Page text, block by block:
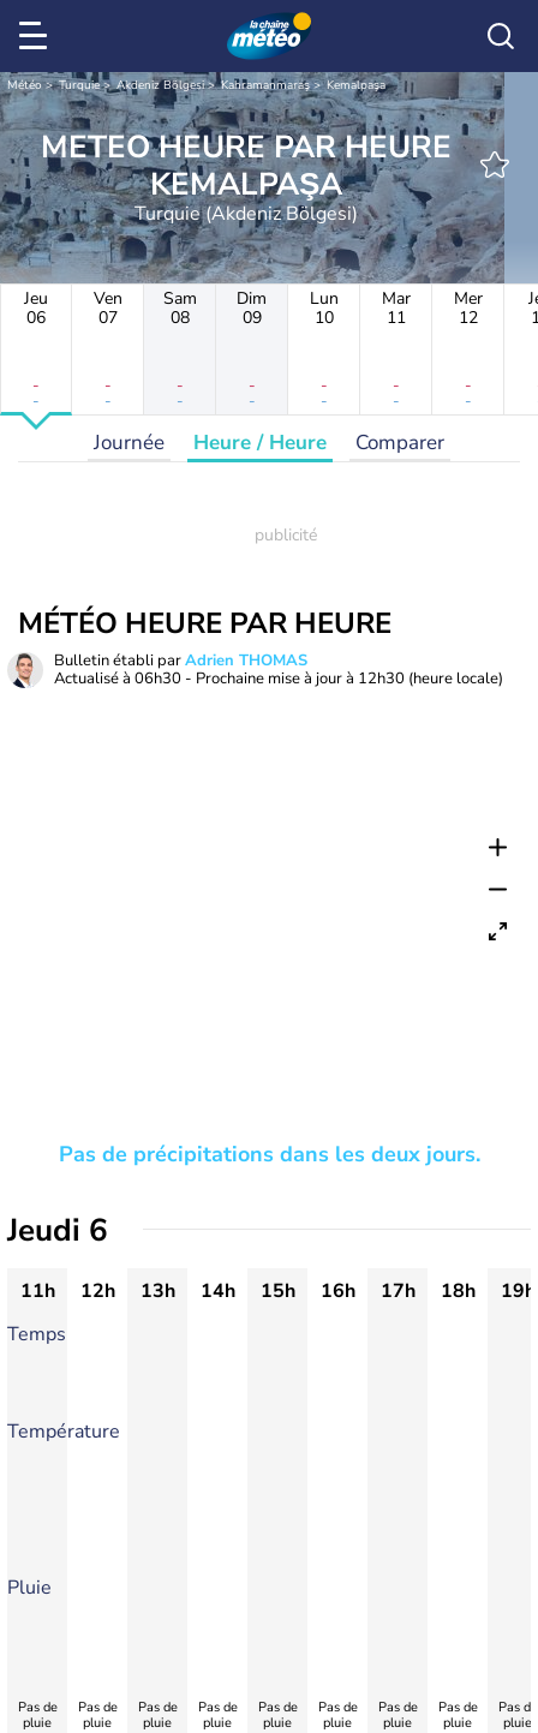
Météo Turquie Akdeniz Bölgesi Kahramanmaraş Kemalpaşa
METEO HEURE PAR HEURE
KEMALPAŞA
Turquie (Akdeniz Bölgesi)
Jeu
06
-
-
Ven
07
-
-
Sam
08
-
-
Dim
09
-
-
Lun
10
-
-
Mar
11
-
-
Mer
12
-
-
Journée Heure / Heure Comparer
MÉTÉO HEURE PAR HEURE
Bulletin établi parAdrien THOMAS
Actualisé à 06h30 - Prochaine mise à jour à 12h30 (heure locale)
Pas de précipitations dans les deux jours.
Jeudi 6
11h 12h 13h 14h 15h 16h 17h 18h
19h
Temps
Température
Pluie
Pas de
pluie
Pas de
pluie
Pas de
pluie
Pas de
pluie
Pas de
pluie
Pas de
pluie
Pas de
pluie
Pas de
pluie
Pas de
pluie